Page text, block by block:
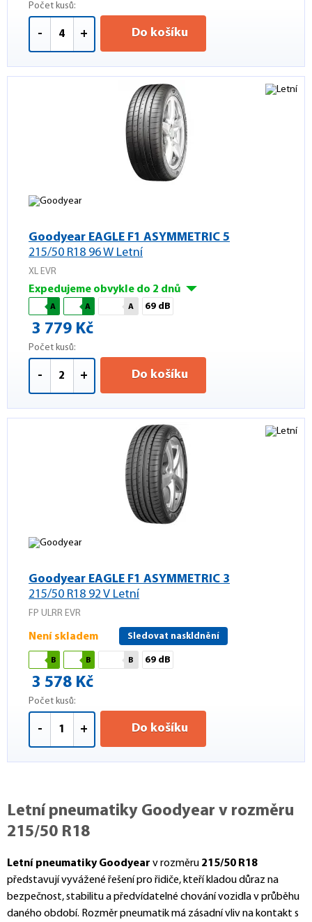
Počet kusů:
- + Do košíku
Goodyear EAGLE F1 ASYMMETRIC 5
215/50 R18 96 W Letní
XL EVR
Expedujeme obvykle do 2 dnů
A A A 69 dB
3 779 Kč
Počet kusů:
- + Do košíku
Goodyear EAGLE F1 ASYMMETRIC 3
215/50 R18 92 V Letní
FP ULRR EVR
Není skladem Sledovat naskldnění
B B B 69 dB
3 578 Kč
Počet kusů:
- + Do košíku
Letní pneumatiky Goodyear v rozměru
215/50 R18
Letní pneumatiky Goodyear v rozměru 215/50 R18
představují vyvážené řešení pro řidiče, kteří kladou důraz na
bezpečnost, stabilitu a předvídatelné chování vozidla v průběhu
daného období. Rozměr pneumatik má zásadní vliv na kontakt s